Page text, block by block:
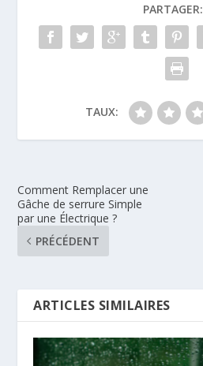
PARTAGER:
TAUX:
Comment Remplacer une
Gâche de serrure Simple
par une Électrique ?
PRÉCÉDENT
ARTICLES SIMILAIRES